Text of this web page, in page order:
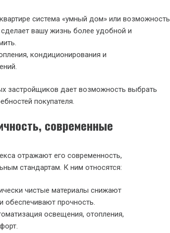
система «умный дом» или возможность
сделает вашу жизнь более удобной и
кондиционирования и
застройщиков дает возможность выбрать
покупателя.
современные
отражают его современность,
стандартам. К ним относятся:
чистые материалы снижают
обеспечивают прочность.
освещения, отопления,